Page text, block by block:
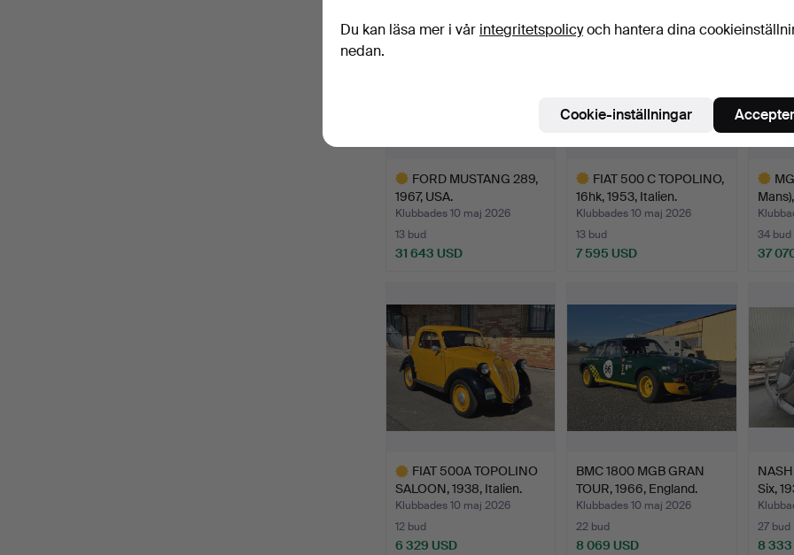
FORD MUSTANG 289,
1967, USA.
Klubbades 10 maj 2026
13 bud
31 643 USD
FIAT 500 C TOPOLINO,
16hk, 1953, Italien.
Klubbades 10 maj 2026
13 bud
7 595 USD
34 bud
37
FIAT 500A TOPOLINO
SALOON, 1938, Italien.
Klubbades 10 maj 2026
12 bud
6 329 USD
BMC 1800 MGB GRAN
TOUR, 1966, England.
Klubbades 10 maj 2026
22 bud
8 069 USD
Six,
27 bud
8 333
Du kan läsa mer i vår integritetspolicyoch hantera dina
nedan.
Cookie-inställningar